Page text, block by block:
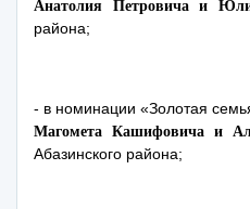
Анатолия Петровича и
района;
- в номинации «Золотая
Магомета Кашифовича и
Абазинского района;